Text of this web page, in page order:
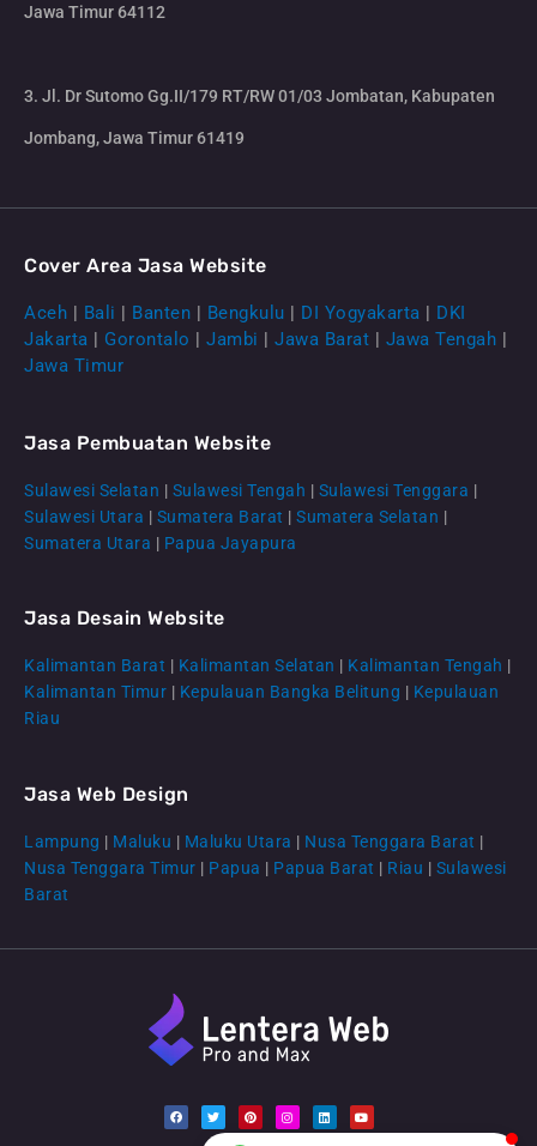
CS Lenteraweb
Jawa Timur 64112
3. Jl. Dr Sutomo Gg.II/179 RT/RW 01/03 Jombatan, Kabupaten
Jombang, Jawa Timur 61419
Cover Area Jasa Website
Aceh | Bali | Banten | Bengkulu | DI Yogyakarta | DKI
Jakarta | Gorontalo | Jambi | Jawa Barat | Jawa Tengah |
Jawa Timur
Jasa Pembuatan Website
Sulawesi Selatan | Sulawesi Tengah | Sulawesi Tenggara |
Sulawesi Utara | Sumatera Barat | Sumatera Selatan |
Sumatera Utara | Papua Jayapura
Jasa Desain Website
Kalimantan Barat | Kalimantan Selatan | Kalimantan Tengah |
Kalimantan Timur | Kepulauan Bangka Belitung | Kepulauan
Riau
Jasa Web Design
Lampung | Maluku | Maluku Utara | Nusa Tenggara Barat |
Nusa Tenggara Timur | Papua | Papua Barat | Riau | Sulawesi
Barat
F
a
c
T
w
i
t
P
i
n
I
n
s
L
i
n
Y
o
u